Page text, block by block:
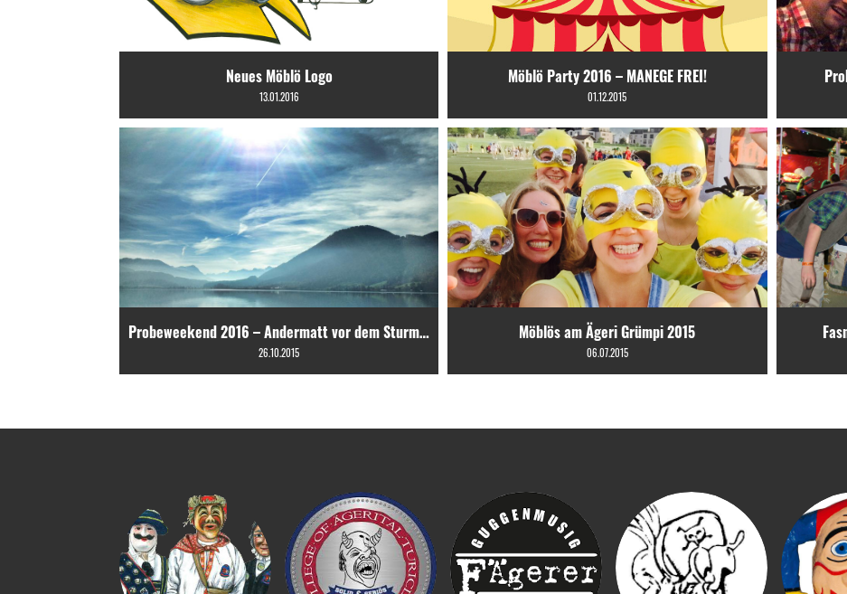
Neues Möblö Logo
13.01.2016
Möblö Party 2016 – MANEGE FREI!
01.12.2015
Probeweekend 2016 – Andermatt vor dem Sturm…
26.10.2015
Möblös am Ägeri Grümpi 2015
06.07.2015